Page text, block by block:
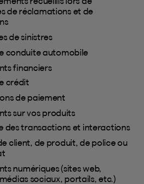
de réclamations et de
de sinistres
conduite automobile
financiers
crédit
de paiement
sur vos produits
des transactions et interactions
client, de produit, de police ou
numériques (sites web,
sociaux, portails, etc.)